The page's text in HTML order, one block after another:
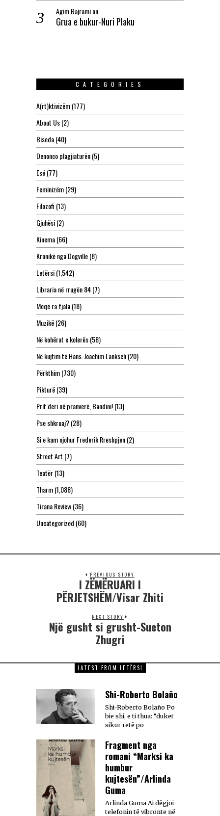
Agim.Bajramion
Grua e bukur-Nuri Plaku
CATEGORIES
A(rt)ktivizëm(177)
About Us(2)
Biseda(40)
Denonco plagjiaturën(5)
Esé(77)
Feminizëm(29)
Filozofi (13)
Gjuhësi(2)
Kinema(66)
Kronikë nga Dogville(8)
Letërsi(1,542)
Libraria në rrugën 84(7)
Meqë ra fjala(18)
Muzikë(26)
Në kohërat e kolerës(58)
Në kujtim të Hans-Joachim Lanksch(20)
Përkthim(730)
Pikturë(39)
Prit deri në pranverë, Bandini!(13)
Pse shkruaj?(28)
Si e kam njohur Frederik Rreshpjen(2)
Street Art (7)
Teatër(13)
Tharm(1,088)
Tirana Review(36)
Uncategorized (60)
PREVIOUS STORY
I ZËMËRUARI I
PËRJETSHËM/Visar Zhiti
NEXT STORY
Një gusht si grusht-Sueton
Zhugri
LATEST FROM LETËRSI
Shi-Roberto Bolaño
Shi-Roberto Bolaño Po
bie shi, e ti thua: “duket
sikur retë po
Fragment nga
romani “Marksi ka
humbur
kujtesën”/Arlinda
Guma
Arlinda Guma Ai dëgjoi
telefonin të vibronte në